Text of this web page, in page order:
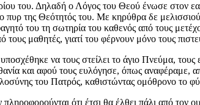
του. Δηλαδή ο Λόγος του Θεού ένωσε στον
της Θεότητός του. Με κηρύθρα δε
του τη σωτηρία του καθενός από τους
μαθητές, γιατί του φέρνουν μόνο τους
να τους στείλει το άγιο Πνεύμα,
και αφού τους ευλόγησε, όπως αναφέραμε,
του Πατρός, καθιστώντας ομόθρονο το
ότι έτσι θα έλθει πάλι από τον